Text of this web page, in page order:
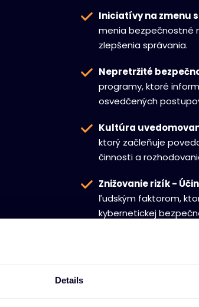
Details
Iniciatívy na zmenu
menia bezpečnostné
zlepšenia správania.
Nepretržité
programy, ktoré
osvedčených
Kultúra
ktorý začleňuje
činnosti a
Znižovanie rizík -
ľudským faktorom,
kybernetickej